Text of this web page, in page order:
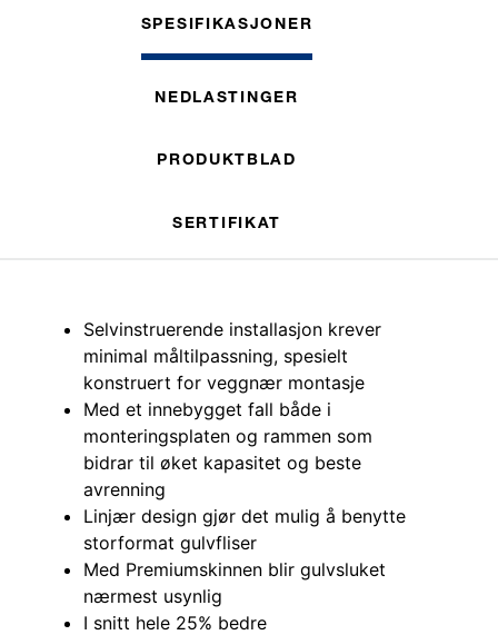
SPESIFIKASJONER
NEDLASTINGER
PRODUKTBLAD
SERTIFIKAT
Selvinstruerende installasjon krever
minimal måltilpassning, spesielt
konstruert for veggnær montasje
Med et innebygget fall både i
monteringsplaten og rammen som
bidrar til øket kapasitet og beste
avrenning
Linjær design gjør det mulig å benytte
storformat gulvfliser
Med Premiumskinnen blir gulvsluket
nærmest usynlig
I snitt hele 25% bedre